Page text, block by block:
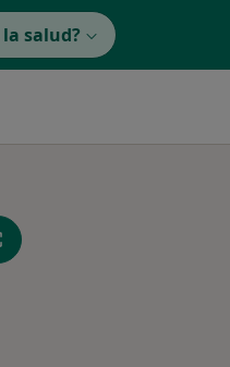
salud?